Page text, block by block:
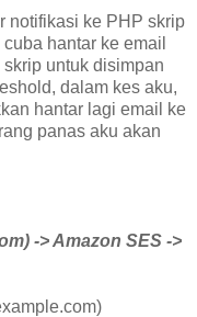
notifikasi ke PHP skrip
hantar ke email
untuk disimpan
dalam kes aku,
hantar lagi email ke
panas aku akan
-> Amazon SES ->